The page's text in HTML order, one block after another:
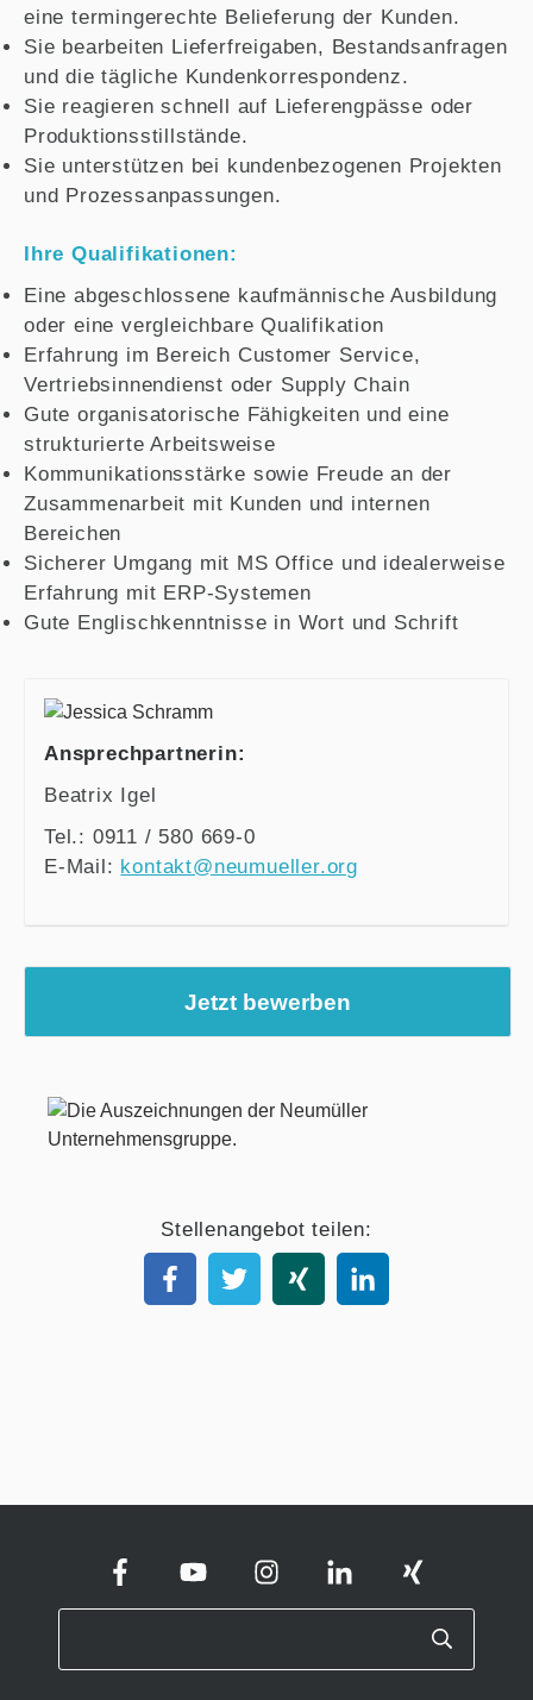
eine termingerechte Belieferung der Kunden.
Sie bearbeiten Lieferfreigaben, Bestandsanfragen
und die tägliche Kundenkorrespondenz.
Sie reagieren schnell auf Lieferengpässe oder
Produktionsstillstände.
Sie unterstützen bei kundenbezogenen Projekten
und Prozessanpassungen.
Ihre Qualifikationen:
Eine abgeschlossene kaufmännische Ausbildung
oder eine vergleichbare Qualifikation
Erfahrung im Bereich Customer Service,
Vertriebsinnendienst oder Supply Chain
Gute organisatorische Fähigkeiten und eine
strukturierte Arbeitsweise
Kommunikationsstärke sowie Freude an der
Zusammenarbeit mit Kunden und internen
Bereichen
Sicherer Umgang mit MS Office und idealerweise
Erfahrung mit ERP-Systemen
Gute Englischkenntnisse in Wort und Schrift
Ansprechpartnerin:
Beatrix Igel
Tel.: 0911 / 580 669-0
E-Mail: kontakt@neumueller.org
Jetzt bewerben
Stellenangebot teilen: